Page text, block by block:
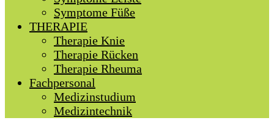
Symptome Füße
THERAPIE
Therapie Knie
Therapie Rücken
Therapie Rheuma
Fachpersonal
Medizinstudium
Medizintechnik